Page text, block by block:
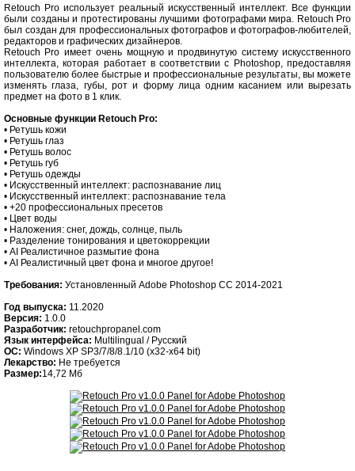
Retouch Pro использует реальный искусственный интеллект. Все функции
были созданы и протестированы лучшими фотографами мира. Retouch Pro
был создан для профессиональных фотографов и фотографов-любителей,
редакторов и графических дизайнеров.
Retouch Pro имеет очень мощную и продвинутую систему искусственного
интеллекта, которая работает в соответствии с Photoshop, предоставляя
пользователю более быстрые и профессиональные результаты, вы можете
изменять глаза, губы, рот и форму лица одним касанием или вырезать
предмет на фото в 1 клик.
Основные функции Retouch Pro:
• Ретушь кожи
• Ретушь глаз
• Ретушь волос
• Ретушь губ
• Ретушь одежды
• Искусственный интеллект: распознавание лиц
• Искусственный интеллект: распознавание тела
• +20 профессиональных пресетов
• Цвет воды
• Наложения: снег, дождь, солнце, пыль
• Разделение тонирования и цветокоррекции
• AI Реалистичное размытие фона
• AI Реалистичный цвет фона и многое другое!
Требования: Установленный Adobe Photoshop CC 2014-2021
Год выпуска: 11.2020
Версия: 1.0.0
Разработчик: retouchpropanel.com
Язык интерфейса: Multilingual / Русский
ОС: Windows XP SP3/7/8/8.1/10 (x32-x64 bit)
Лекарство: Не требуется
Размер:14,72 Мб